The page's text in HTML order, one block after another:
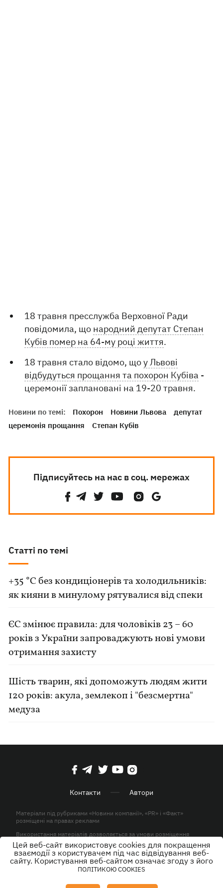
18 травня пресслужба Верховної Ради
повідомила, що народний депутат Степан
Кубів помер на 64-му році життя.
18 травня стало відомо, щоу Львові
відбудуться прощання та похорон Кубіва -
церемонії заплановані на 19-20 травня.
Новини по темі: Похорон Новини Львова
депутат
церемонія прощання
Степан Кубів
Підписуйтесь на нас в соц. мережах
Статті по темі
+35 °C без кондиціонерів та холодильників:
як кияни в минулому рятувалися від спеки
ЄС змінює правила: для чоловіків 23 – 60
років з України запроваджують нові умови
отримання захисту
Шість тварин, які допоможуть людям жити
120 років: акула, землекоп і "безсмертна"
медуза
Контакти Автори
Матеріали під рубриками «Новини компанії», «PR» і «Факт»
розміщені на правах реклами
Використання матеріалів дозволяється за умови розміщення
активного гіперпосилання на KP.UA в першому абзаці.
© ТОВ «ЮЛАВ МЕДІА» 2026. Всі права захищені.
Цей веб-сайт використовує cookies для покращення
взаємодії з користувачем під час відвідування веб-
сайту. Користування веб-сайтом означає згоду з його
ПОЛІТИКОЮ COOKIES